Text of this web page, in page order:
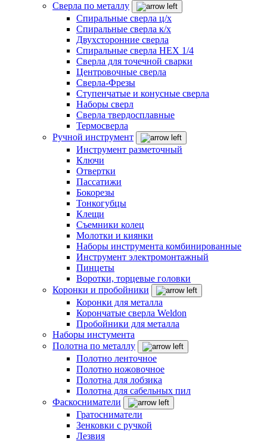
Сверла по металлу
Спиральные сверла ц/х
Спиральные сверла к/х
Двухсторонние сверла
Спиральные сверла HEX 1/4
Сверла для точечной сварки
Центровочные сверла
Сверла-Фрезы
Ступенчатые и конусные сверла
Наборы сверл
Сверла твердосплавные
Термосверла
Ручной инструмент
Инструмент разметочный
Ключи
Отвертки
Пассатижи
Бокорезы
Тонкогубцы
Клещи
Съемники колец
Молотки и киянки
Наборы инструмента комбинированные
Инструмент электромонтажный
Пинцеты
Воротки, торцевые головки
Коронки и пробойники
Коронки для металла
Корончатые сверла Weldon
Пробойники для металла
Наборы инстумента
Полотна по металлу
Полотно ленточное
Полотно ножовочное
Полотна для лобзика
Полотна для сабельных пил
Фаскосниматели
Гратосниматели
Зенковки с ручкой
Лезвия